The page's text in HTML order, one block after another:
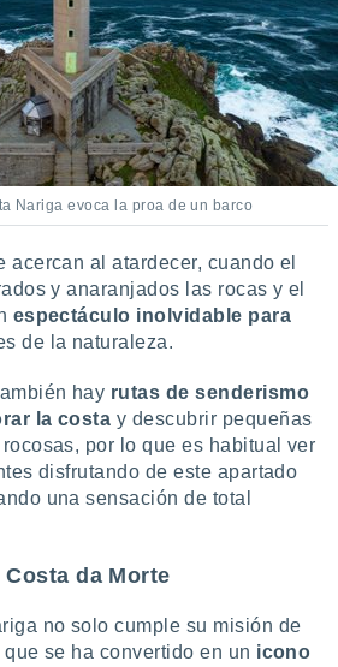
Nariga evoca la proa de un barco
acercan al atardecer, cuando el
y anaranjados las rocas y el
espectáculo inolvidable para
de la naturaleza.
hay rutas de senderismo
la costa y descubrir pequeñas
por lo que es habitual ver
disfrutando de este apartado
una sensación de total
da Morte
no solo cumple su misión de
se ha convertido en un icono